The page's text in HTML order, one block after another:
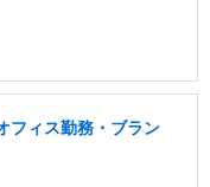
フィス勤務・ブラン